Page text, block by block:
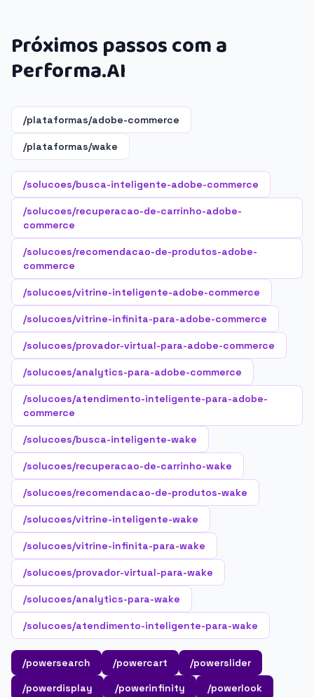
Próximos passos com a
Performa.AI
/plataformas/adobe-commerce
/plataformas/wake
/solucoes/busca-inteligente-adobe-commerce
/solucoes/recuperacao-de-carrinho-adobe-
commerce
/solucoes/recomendacao-de-produtos-adobe-
commerce
/solucoes/vitrine-inteligente-adobe-commerce
/solucoes/vitrine-infinita-para-adobe-commerce
/solucoes/provador-virtual-para-adobe-commerce
/solucoes/analytics-para-adobe-commerce
/solucoes/atendimento-inteligente-para-adobe-
commerce
/solucoes/busca-inteligente-wake
/solucoes/recuperacao-de-carrinho-wake
/solucoes/recomendacao-de-produtos-wake
/solucoes/vitrine-inteligente-wake
/solucoes/vitrine-infinita-para-wake
/solucoes/provador-virtual-para-wake
/solucoes/analytics-para-wake
/solucoes/atendimento-inteligente-para-wake
/powersearch /powercart
/powerslider
/powerdisplay
/powerinfinity /powerlook